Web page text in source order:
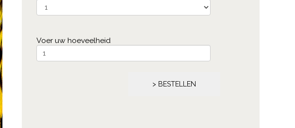
Voer uw hoeveelheid
> BESTELLEN